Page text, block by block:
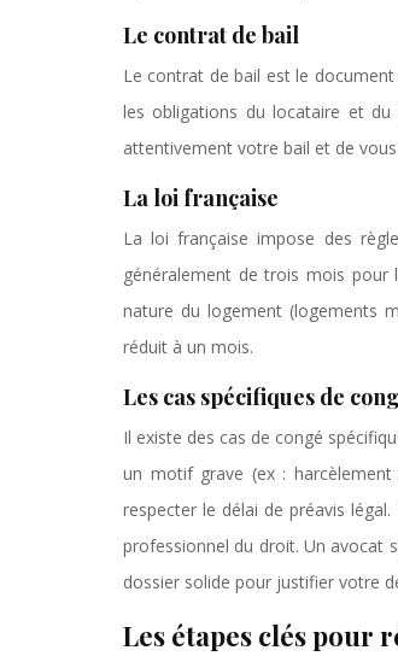
Le contrat de bail
Le contrat de bail est le
les obligations du locataire et
attentivement votre bail et de
La loi française
La loi française impose des
généralement de trois mois pour
nature du logement (logements
réduit à un mois.
Les cas spécifiques de
Il existe des cas de congé
un motif grave (ex :
respecter le délai de préavis
professionnel du droit. Un avocat
dossier solide pour justifier votre
Les étapes clés pour